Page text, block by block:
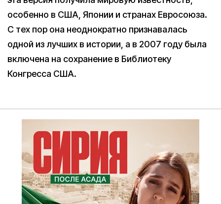
особенно в США, Японии и странах Евросоюза.
С тех пор она неоднократно признавалась
одной из лучших в истории, а в 2007 году была
включена на сохранение в Библиотеку
Конгресса США.